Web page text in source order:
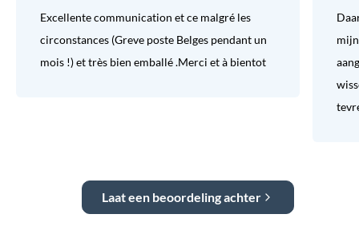
Excellente communication et ce malgré les
circonstances (Greve poste Belges pendant un
mois !) et très bien emballé .Merci et à bientot
Laat een beoordeling achter